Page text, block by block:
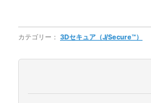
カテゴリー： 3Dセキュア（J/Secure™）